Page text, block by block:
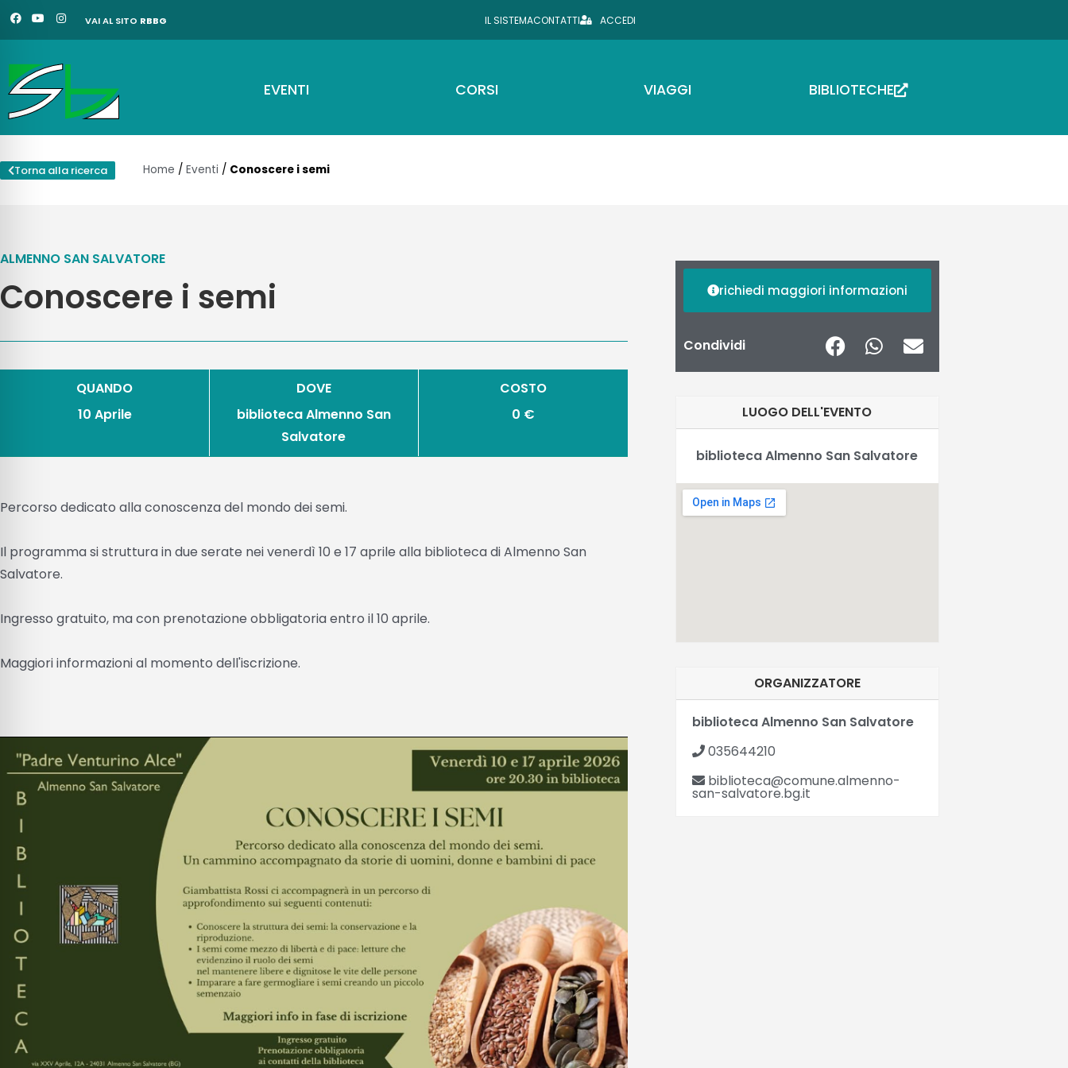
VaiF
a
c
o
o
k
Y
o
u
b
e
I
n
s
g
a
VAI AL SITO RBBG IL SISTEMACONTATTI ACCEDI
EVENTI CORSI VIAGGI BIBLIOTECHE
Torna alla ricerca Home / Eventi / Conoscere i semi
ALMENNO SAN SALVATORE
Conoscere i semi
QUANDO
10 Aprile
DOVE
biblioteca Almenno San
Salvatore
COSTO
0 €
Percorso dedicato alla conoscenza del mondo dei semi.
Il programma si struttura in due serate nei venerdì 10 e 17 aprile alla biblioteca di Almenno San
Salvatore.
Ingresso gratuito, ma con prenotazione obbligatoria entro il 10 aprile.
Maggiori informazioni al momento dell'iscrizione.
richiedi maggiori informazioni
Condividi
LUOGO DELL'EVENTO
biblioteca Almenno San Salvatore
ORGANIZZATORE
biblioteca Almenno San Salvatore
035644210
biblioteca@comune.almenno-
san-salvatore.bg.it